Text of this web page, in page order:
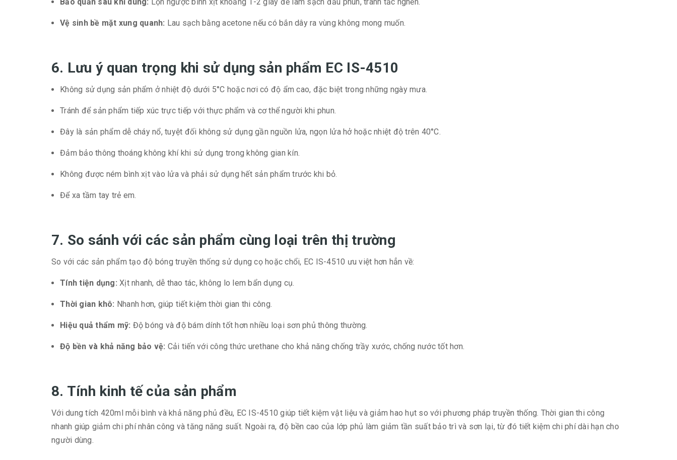
Vệ sinh bề mặt xung quanh: Lau sạch bằng acetone nếu có bắn dây ra vùng không mong muốn.
6. Lưu ý quan trọng khi sử dụng sản phẩm EC IS-4510
Không sử dụng sản phẩm ở nhiệt độ dưới 5°C hoặc nơi có độ ẩm cao, đặc biệt trong những ngày mưa.
Tránh để sản phẩm tiếp xúc trực tiếp với thực phẩm và cơ thể người khi phun.
Đây là sản phẩm dễ cháy nổ, tuyệt đối không sử dụng gần nguồn lửa, ngọn lửa hở hoặc nhiệt độ trên 40°C.
Đảm bảo thông thoáng không khí khi sử dụng trong không gian kín.
Không được ném bình xịt vào lửa và phải sử dụng hết sản phẩm trước khi bỏ.
Để xa tầm tay trẻ em.
7. So sánh với các sản phẩm cùng loại trên thị trường
So với các sản phẩm tạo độ bóng truyền thống sử dụng cọ hoặc chổi, EC IS-4510 ưu việt hơn hẳn về:
Tính tiện dụng: Xịt nhanh, dễ thao tác, không lo lem bẩn dụng cụ.
Thời gian khô: Nhanh hơn, giúp tiết kiệm thời gian thi công.
Hiệu quả thẩm mỹ: Độ bóng và độ bám dính tốt hơn nhiều loại sơn phủ thông thường.
Độ bền và khả năng bảo vệ: Cải tiến với công thức urethane cho khả năng chống trầy xước, chống nước tốt hơn.
8. Tính kinh tế của sản phẩm
Với dung tích 420ml mỗi bình và khả năng phủ đều, EC IS-4510 giúp tiết kiệm vật liệu và giảm hao hụt so với phương pháp truyền thống. Thời gian thi công
nhanh giúp giảm chi phí nhân công và tăng năng suất. Ngoài ra, độ bền cao của lớp phủ làm giảm tần suất bảo trì và sơn lại, từ đó tiết kiệm chi phí dài hạn cho
người dùng.